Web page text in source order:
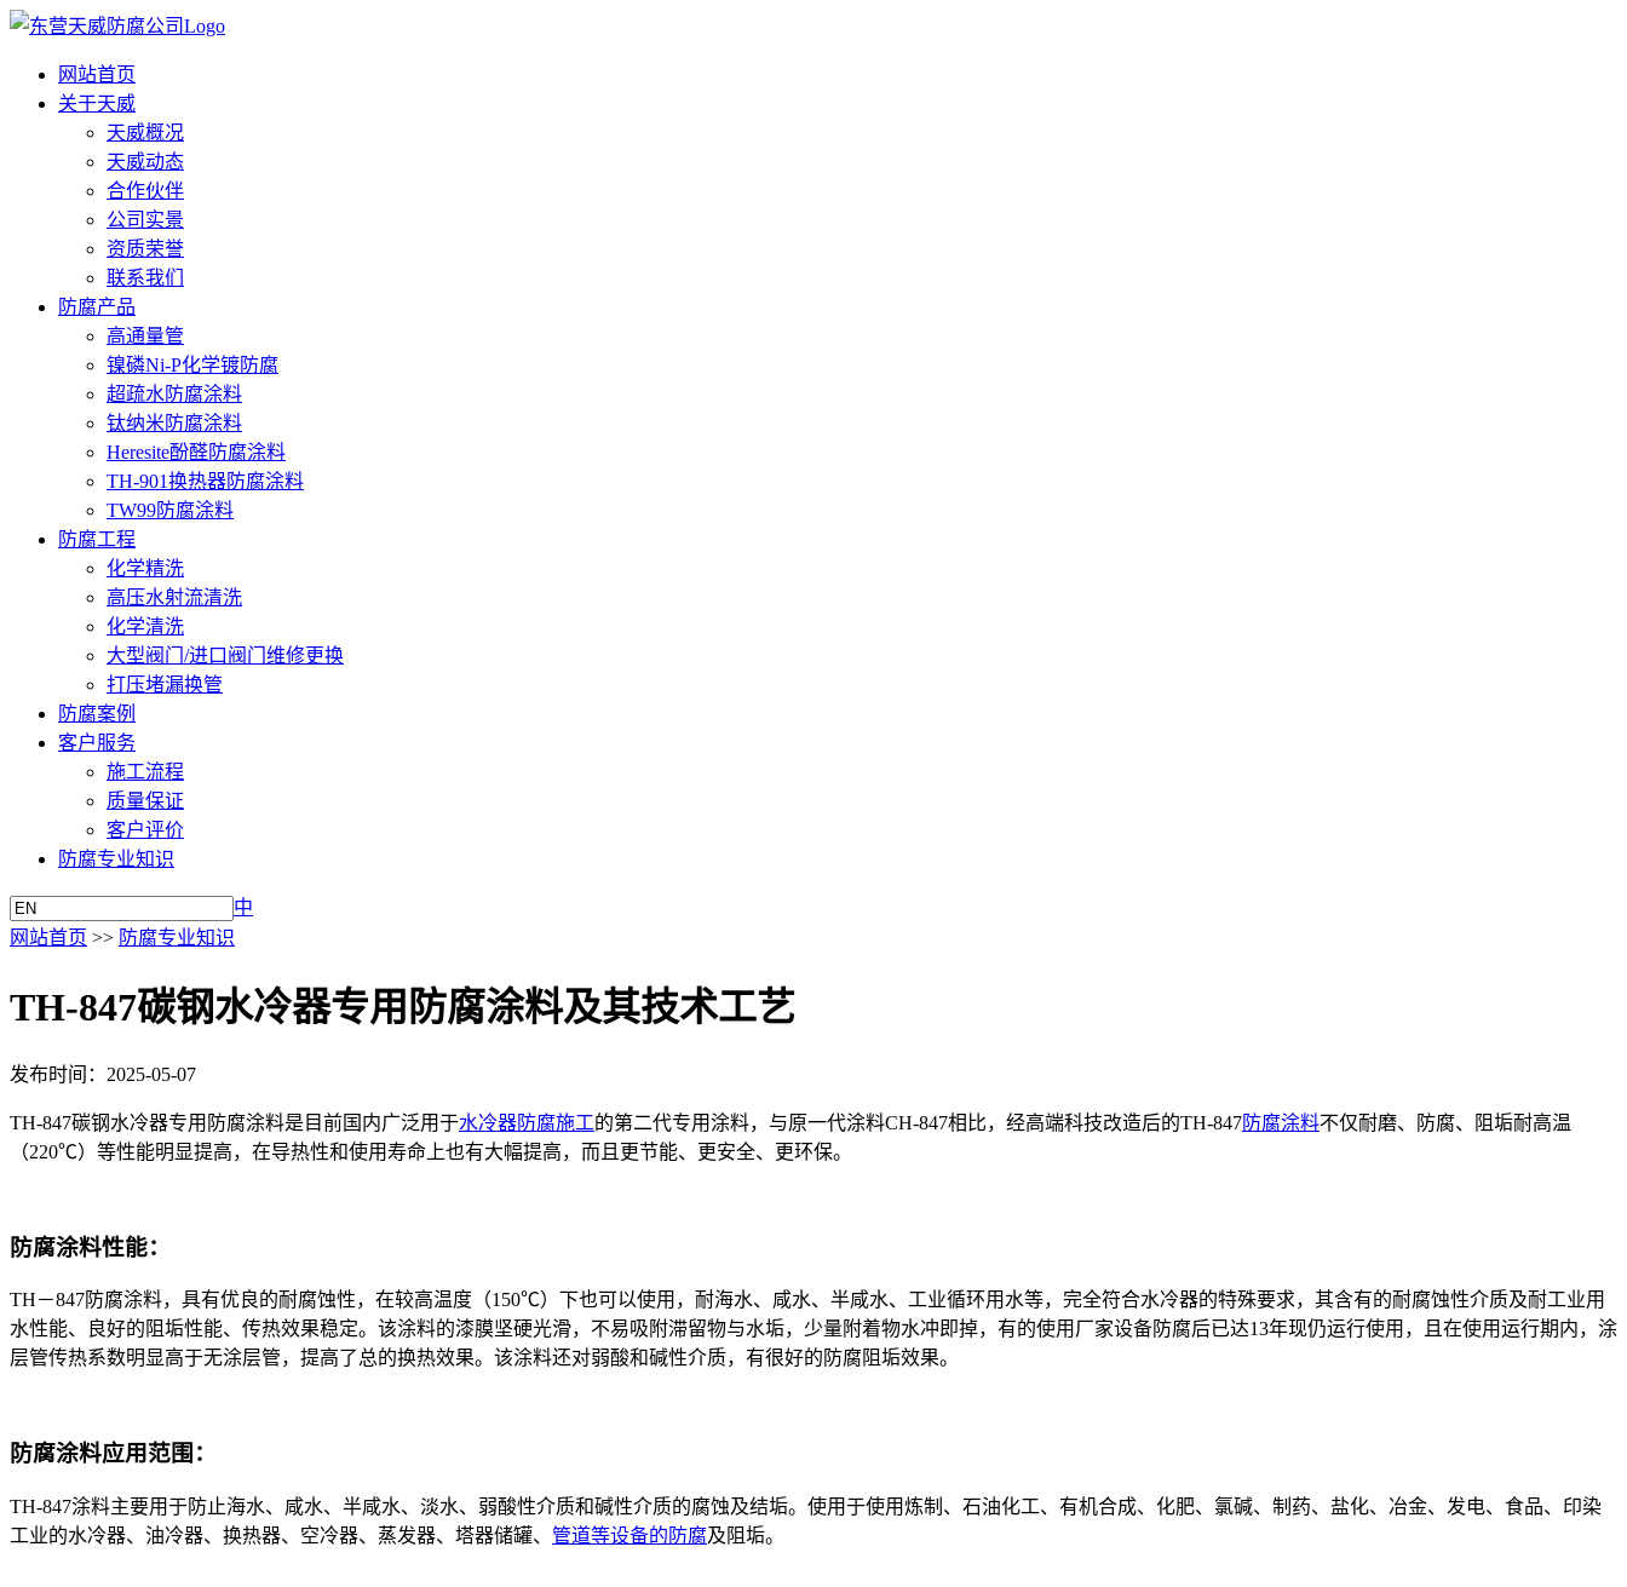
网站首页
关于天威
天威概况
天威动态
合作伙伴
公司实景
资质荣誉
联系我们
防腐产品
高通量管
镍磷Ni-P化学镀防腐
超疏水防腐涂料
钛纳米防腐涂料
Heresite酚醛防腐涂料
TH-901换热器防腐涂料
TW99防腐涂料
防腐工程
化学精洗
高压水射流清洗
化学清洗
大型阀门/进口阀门维修更换
打压堵漏换管
防腐案例
客户服务
施工流程
质量保证
客户评价
防腐专业知识
中
网站首页 >> 防腐专业知识
TH-847碳钢水冷器专用防腐涂料及其技术工艺
发布时间：2025-05-07
TH-847碳钢水冷器专用防腐涂料是目前国内广泛用于水冷器防腐施工的第二代专用涂料，与原一代涂料CH-847相比，经高端科技改造后的TH-847防腐涂料不仅耐磨、防腐、阻垢耐高温
（220℃）等性能明显提高，在导热性和使用寿命上也有大幅提高，而且更节能、更安全、更环保。
防腐涂料性能：
TH－847防腐涂料，具有优良的耐腐蚀性，在较高温度（150℃）下也可以使用，耐海水、咸水、半咸水、工业循环用水等，完全符合水冷器的特殊要求，其含有的耐腐蚀性介质及耐工业用
水性能、良好的阻垢性能、传热效果稳定。该涂料的漆膜坚硬光滑，不易吸附滞留物与水垢，少量附着物水冲即掉，有的使用厂家设备防腐后已达13年现仍运行使用，且在使用运行期内，涂
层管传热系数明显高于无涂层管，提高了总的换热效果。该涂料还对弱酸和碱性介质，有很好的防腐阻垢效果。
防腐涂料应用范围：
TH-847涂料主要用于防止海水、咸水、半咸水、淡水、弱酸性介质和碱性介质的腐蚀及结垢。使用于使用炼制、石油化工、有机合成、化肥、氯碱、制药、盐化、冶金、发电、食品、印染
工业的水冷器、油冷器、换热器、空冷器、蒸发器、塔器储罐、 管道等设备的防腐及阻垢。